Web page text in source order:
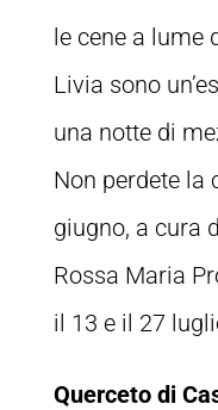
le cene a lume
Livia sono
una notte di
Non perdete la
giugno, a cura
Rossa Maria
il 13 e il 27
Querceto di